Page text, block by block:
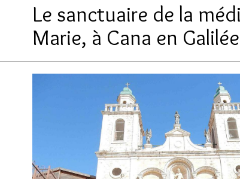
Le sanctuaire de la
Marie, à Cana en Galilée